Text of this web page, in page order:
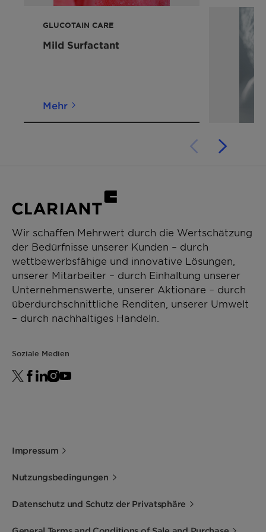
wünschen, kontaktieren Sie uns bitte.
GLUCOTAIN CARE
Mild Surfactant
Mehr
Wir schaffen Mehrwert durch die Wertschätzung
der Bedürfnisse unserer Kunden – durch
wettbewerbsfähige und innovative Lösungen,
unserer Mitarbeiter – durch Einhaltung unserer
Unternehmenswerte, unserer Aktionäre – durch
überdurchschnittliche Renditen, unserer Umwelt
– durch nachhaltiges Handeln.
Soziale Medien
Impressum
Nutzungsbedingungen
Datenschutz und Schutz der Privatsphäre